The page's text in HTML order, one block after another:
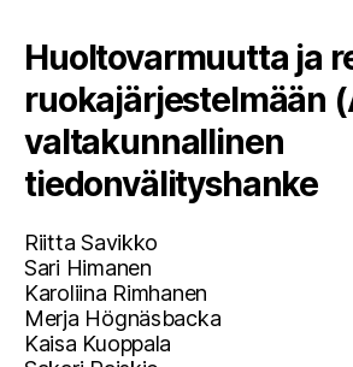
Huoltovarmuutta ja
ruokajärjestelmään
valtakunnallinen
tiedonvälityshanke
Riitta Savikko
Sari Himanen
Karoliina Rimhanen
Merja Högnäsbacka
Kaisa Kuoppala